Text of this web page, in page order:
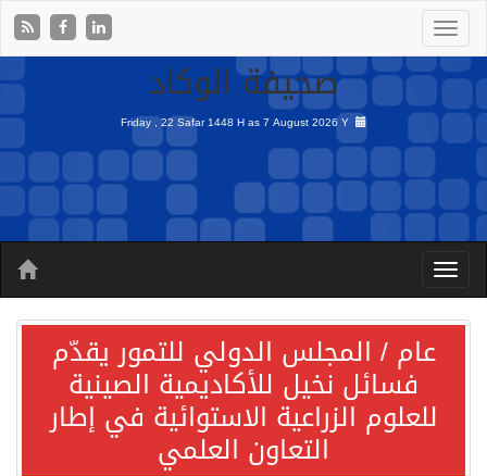
صحيفة الوكاد
Friday , 22 Safar 1448 H as7 August 2026 Y
عام / المجلس الدولي للتمور يقدّم
فسائل نخيل للأكاديمية الصينية
للعلوم الزراعية الاستوائية في إطار
التعاون العلمي